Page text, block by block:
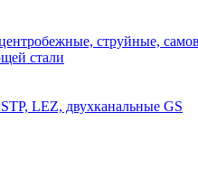
струйные,
стали
LEZ, двухканальные GS